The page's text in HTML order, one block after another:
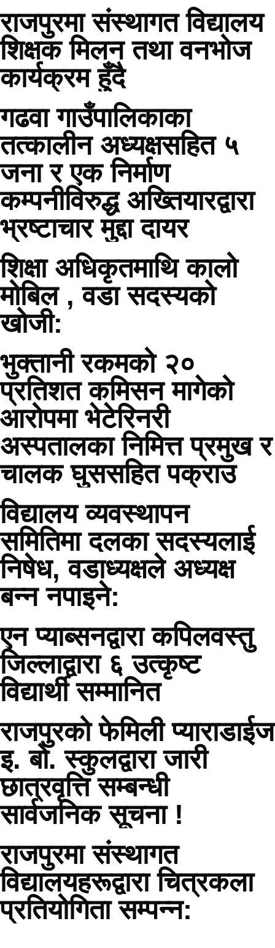
राजपुरमा संस्थागत विद्यालय
शिक्षक मिलन तथा वनभोज
कार्यक्रम हुँदै
गढवा गाउँपालिकाका
तत्कालीन अध्यक्षसहित ५
जना र एक निर्माण
कम्पनीविरुद्ध अख्तियारद्वारा
भ्रष्टाचार मुद्दा दायर
शिक्षा अधिकृतमाथि कालो
मोबिल , वडा सदस्यको
खोजी:
भुक्तानी रकमको २०
प्रतिशत कमिसन मागेको
आरोपमा भेटेरिनरी
अस्पतालका निमित्त प्रमुख र
चालक घुससहित पक्राउ
विद्यालय व्यवस्थापन
समितिमा दलका सदस्यलाई
निषेध, वडाध्यक्षले अध्यक्ष
बन्न नपाइने:
एन प्याब्सनद्वारा कपिलवस्तु
जिल्लाद्वारा ६ उत्कृष्ट
विद्यार्थी सम्मानित
राजपुरको फेमिली प्याराडाईज
इ. बो. स्कुलद्वारा जारी
छात्रवृत्ति सम्बन्धी
सार्वजनिक सूचना !
राजपुरमा संस्थागत
विद्यालयहरूद्वारा चित्रकला
प्रतियोगिता सम्पन्न: